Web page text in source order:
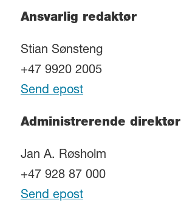
Ansvarlig redaktør
Stian Sønsteng
+47 9920 2005
Send epost
Administrerende direktør
Jan A. Røsholm
+47 928 87 000
Send epost